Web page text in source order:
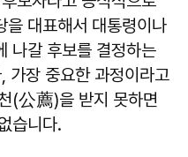
을 대표해서 대통령이나
나갈 후보를 결정하는
가장 중요한 과정이라고
(公薦)을 받지 못하면
습니다.